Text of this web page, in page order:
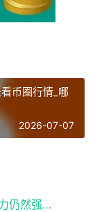
币圈行情_哪
2026-07-07
Glassnode：比特币投资者整体盈利能力仍然强劲，更大的波动即将到来